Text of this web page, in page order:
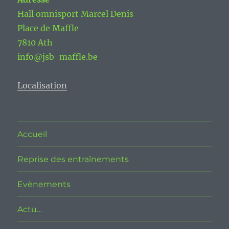
Hall omnisport Marcel Denis
Place de Maffle
7810 Ath
info@jsb-maffle.be
Localisation
Accueil
Reprise des entraînements
Evènements
Actu…